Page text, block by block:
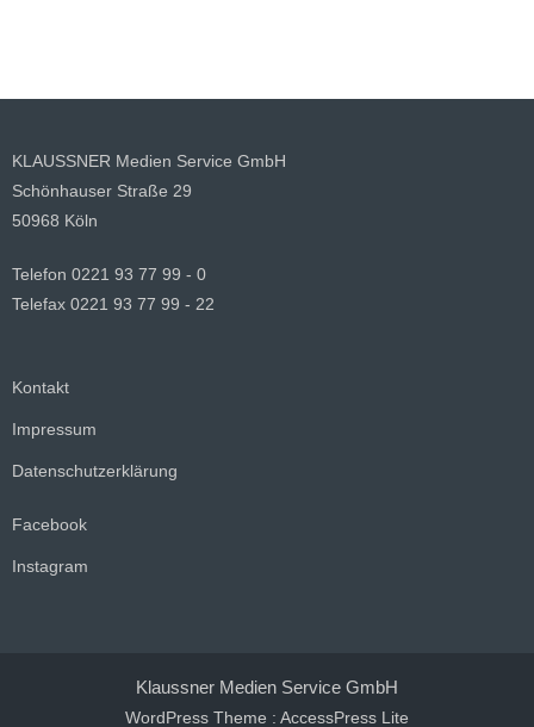
KLAUSSNER Medien Service GmbH
Schönhauser Straße 29
50968 Köln
Telefon 0221 93 77 99 - 0
Telefax 0221 93 77 99 - 22
Kontakt
Impressum
Datenschutzerklärung
Facebook
Instagram
Klaussner Medien Service GmbH
WordPress Theme : AccessPress Lite